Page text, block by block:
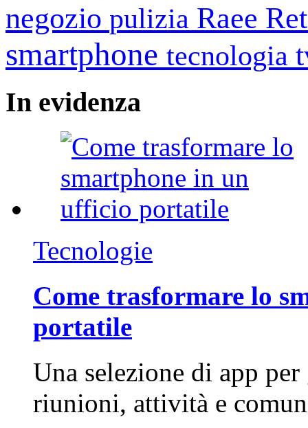
negozio pulizia Raee
smartphone tecnologia
In evidenza
Tecnologie
Come trasformare lo
portatile
Una selezione di app
riunioni, attività e